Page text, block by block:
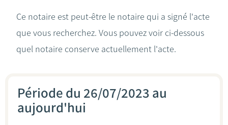
Calculateurs
Ce notaire est peut-être le notaire qui a signé l'acte
que vous recherchez. Vous pouvez voir ci-dessous
quel notaire conserve actuellement l'acte.
Période du 26/07/2023 au
aujourd'hui